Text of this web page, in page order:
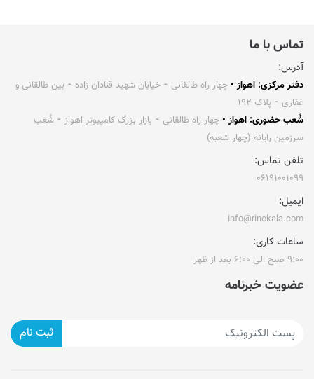
تماس با ما
آدرس:
دفتر مرکزی: اهواز • چهار راه طالقانی ⁃ خیابان شهید قنادان زاده ⁃ بین طالقانی و
غفاری ⁃ پلاک ۱۹۲
شُعب حضوری: اهواز • چهار راه طالقانی ⁃ بازار بزرگ کامپیوتر اهواز ⁃ شُعب
سرزمین رایانه (چهار شعبه)
تلفن تماس:
۰۶۱۹۱۰۰۱۰۹۹
ایمیل:
info@rinokala.com
ساعات کاری:
۹:۰۰ صبح الی ۶:۰۰ بعد از ظهر
عضویت خبرنامه
ثبت نام